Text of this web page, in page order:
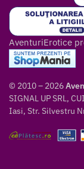
AventuriErotice
© 2010 – 2026
SIGNAL UP SRL,
Iasi, Str. Silvestru